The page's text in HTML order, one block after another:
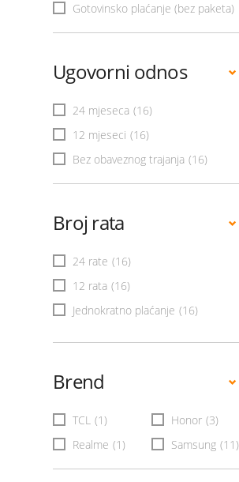
Gotovinsko plaćanje (bez paketa)
Ugovorni odnos
24 mjeseca (16)
12 mjeseci (16)
Bez obaveznog trajanja (16)
Broj rata
24 rate (16)
12 rata (16)
Jednokratno plaćanje (16)
Brend
TCL (1) Honor (3)
Realme (1) Samsung (11)